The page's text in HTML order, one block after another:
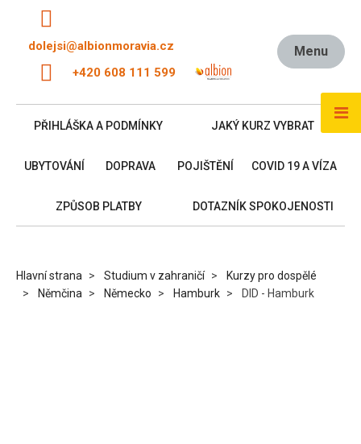
dolejsi@albionmoravia.cz
+420 608 111 599
Menu
PŘIHLÁŠKA A PODMÍNKY JAKÝ KURZ VYBRAT
UBYTOVÁNÍ DOPRAVA POJIŠTĚNÍ COVID 19 A VÍZA
ZPŮSOB PLATBY DOTAZNÍK SPOKOJENOSTI
Hlavní strana Studium v zahraničí
Kurzy pro dospělé
Němčina
Německo Hamburk DID - Hamburk